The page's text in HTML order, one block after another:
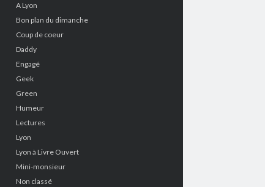
A Lyon
Bon plan du dimanche
Coup de coeur
Daddy
Engagé
Geek
Green
Humeur
Lectures
Lyon
Lyon à Livre Ouvert
Mini-monsieur
Non classé